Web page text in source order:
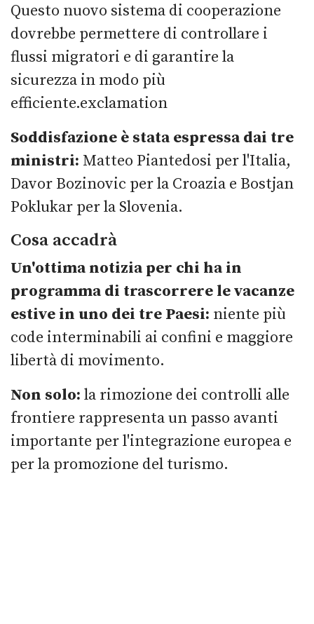
Questo nuovo sistema di cooperazione
dovrebbe permettere di controllare i
flussi migratori e di garantire la
sicurezza in modo più
efficiente.exclamation
Soddisfazione è stata espressa dai tre
ministri: Matteo Piantedosi per l'Italia,
Davor Bozinovic per la Croazia e Bostjan
Poklukar per la Slovenia.
Cosa accadrà
Un'ottima notizia per chi ha in
programma di trascorrere le vacanze
estive in uno dei tre Paesi: niente più
code interminabili ai confini e maggiore
libertà di movimento.
Non solo: la rimozione dei controlli alle
frontiere rappresenta un passo avanti
importante per l'integrazione europea e
per la promozione del turismo.